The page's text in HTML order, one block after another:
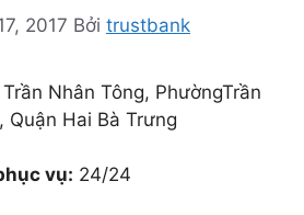
2017 Bởi trustbank
Nhân Tông, PhườngTrần
Quận Hai Bà Trưng
vụ: 24/24